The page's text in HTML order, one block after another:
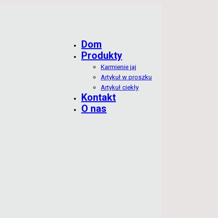
Dom
Produkty
Karmienie jaj
Artykuł w proszku
Artykuł ciekły
Kontakt
O nas